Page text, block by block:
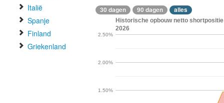
Italië
Spanje
Finland
Griekenland
30 dagen 90 dagen alles
Historische opbouw netto
2026
1.50%
2.00%
2.50%